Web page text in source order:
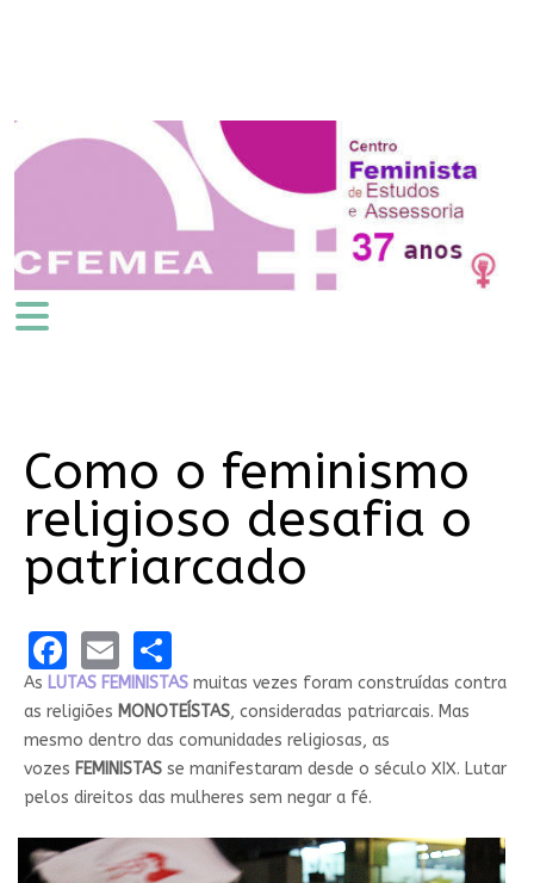
Como o feminismo
religioso desafia o
patriarcado
Facebook
EmailShare
As LUTAS FEMINISTASmuitas vezes foram construídas contra
as religiões MONOTEÍSTAS, consideradas patriarcais. Mas
mesmo dentro das comunidades religiosas, as
vozes FEMINISTASse manifestaram desde o século XIX. Lutar
pelos direitos das mulheres sem negar a fé.